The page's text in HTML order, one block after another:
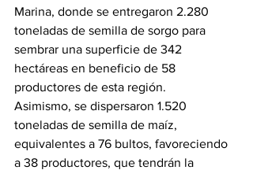
Marina, donde se entregaron 2.280
toneladas de semilla de sorgo para
sembrar una superficie de 342
hectáreas en beneficio de 58
productores de esta región.
Asimismo, se dispersaron 1.520
toneladas de semilla de maíz,
equivalentes a 76 bultos, favoreciendo
a 38 productores, que tendrán la